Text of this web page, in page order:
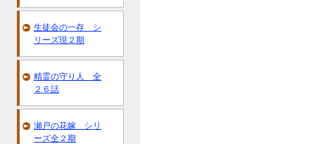
生徒会の一存 シ
リーズ現２期
精霊の守り人 全
２６話
瀬戸の花嫁 シリ
ーズ全２期